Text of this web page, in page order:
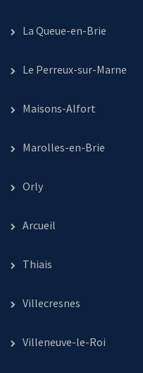
La Queue-en-Brie
Le Perreux-sur-Marne
Maisons-Alfort
Marolles-en-Brie
Orly
Arcueil
Thiais
Villecresnes
Villeneuve-le-Roi